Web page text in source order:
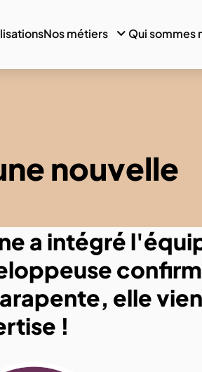
Nos métiers Qui sommes
nouvelle
a intégré
elle
!